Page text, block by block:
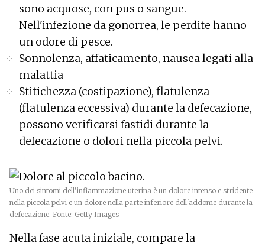
sono acquose, con pus o sangue.
Nell'infezione da gonorrea, le perdite hanno
un odore di pesce.
Sonnolenza, affaticamento, nausea legati alla
malattia
Stitichezza (costipazione), flatulenza
(flatulenza eccessiva) durante la defecazione,
possono verificarsi fastidi durante la
defecazione o dolori nella piccola pelvi.
Uno dei sintomi dell'infiammazione uterina è un dolore intenso e stridente
nella piccola pelvi e un dolore nella parte inferiore dell'addome durante la
defecazione. Fonte: Getty Images
Nella fase acuta iniziale, compare la